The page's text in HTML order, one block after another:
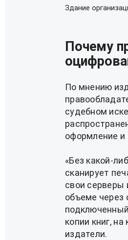
Здание
Почему
По мнению
судебном иске
оформление и
«Без какой-
сканирует
свои серверы
объеме через
копии книг,
издатели.